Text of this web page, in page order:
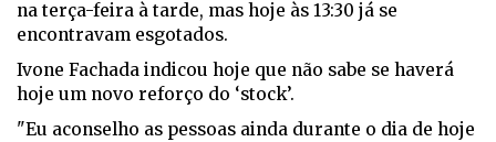
na terça-feira à tarde, mas hoje às 13:30 já se
encontravam esgotados.
Ivone Fachada indicou hoje que não sabe se haverá
hoje um novo reforço do ‘stock’.
"Eu aconselho as pessoas ainda durante o dia de hoje